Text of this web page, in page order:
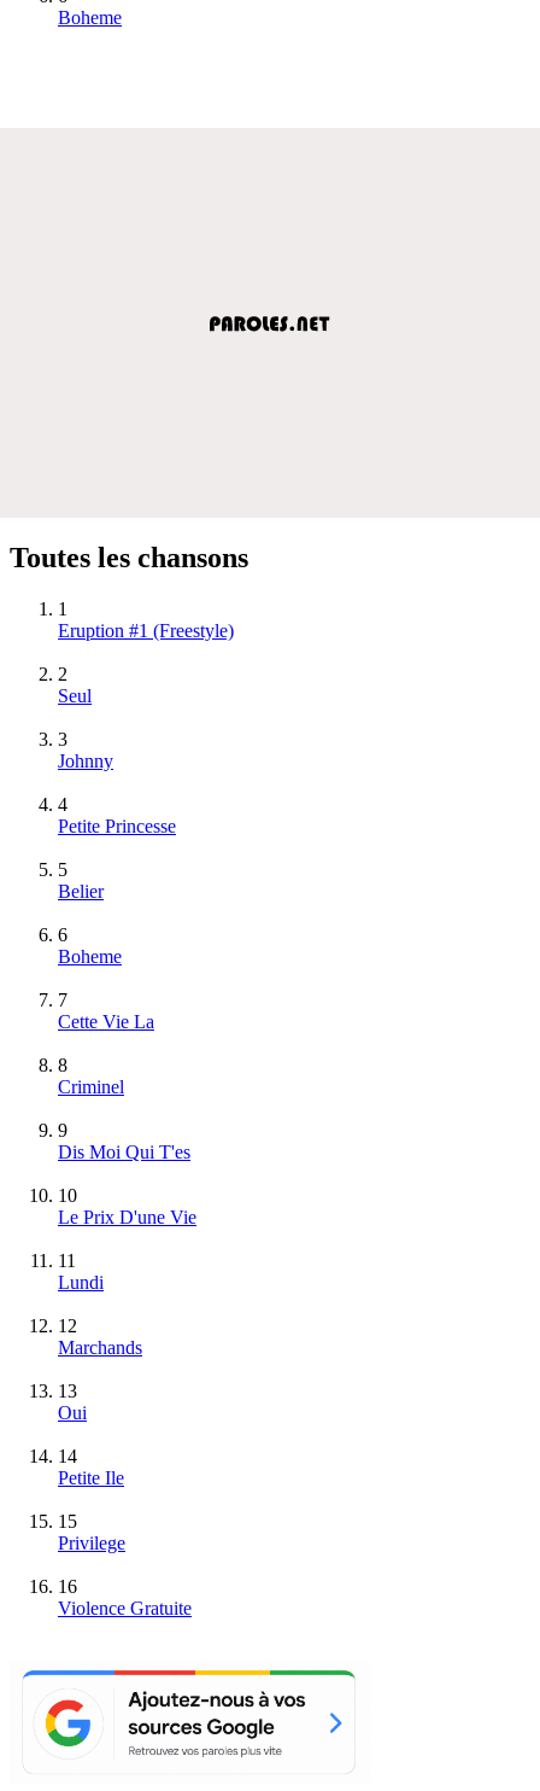
Boheme
Toutes les chansons
1
Eruption #1 (Freestyle)
2
Seul
3
Johnny
4
Petite Princesse
5
Belier
6
Boheme
7
Cette Vie La
8
Criminel
9
Dis Moi Qui T'es
10
Le Prix D'une Vie
11
Lundi
12
Marchands
13
Oui
14
Petite Ile
15
Privilege
16
Violence Gratuite